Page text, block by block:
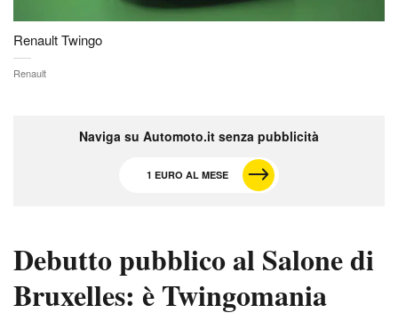
Renault Twingo
Renault
Naviga su Automoto.it senza pubblicità
1 EURO AL MESE
Debutto pubblico al Salone di
Bruxelles: è Twingomania